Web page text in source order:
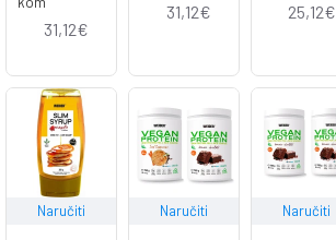
31,12€
31,12€ 25,12€
Naručiti Naručiti Naručiti